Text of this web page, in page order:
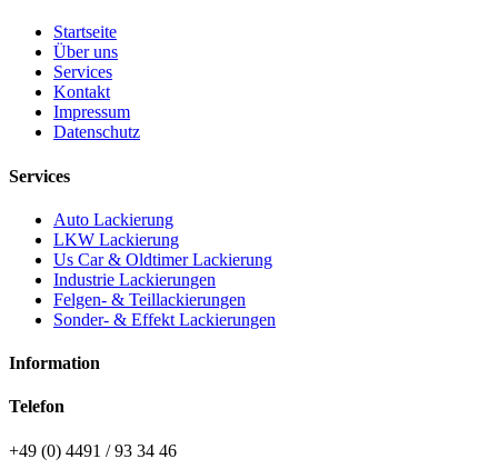
Startseite
Über uns
Services
Kontakt
Impressum
Datenschutz
Services
Auto Lackierung
LKW Lackierung
Us Car & Oldtimer Lackierung
Industrie Lackierungen
Felgen- & Teillackierungen
Sonder- & Effekt Lackierungen
Information
Telefon
+49 (0) 4491 / 93 34 46